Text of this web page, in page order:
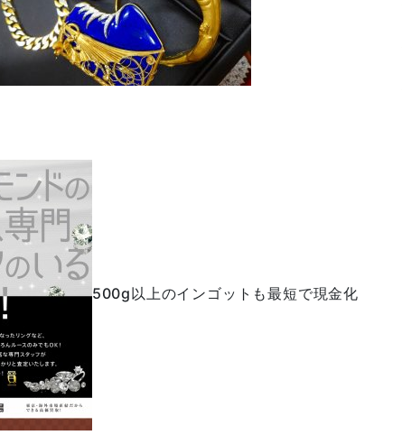
500g以上のインゴットも最短で現金化